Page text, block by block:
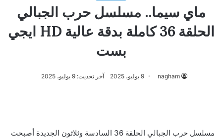
ماي سيما.. مسلسل حرب الجبالي
الحلقة 36 كاملة بدقة عالية HD ايجي
بست
nagham 9 يوليو، 2025 آخر تحديث: 9 يوليو، 2025
مسلسل حرب الجبالي الحلقة 36 السادسة وثلاثون الجديدة أصبحت